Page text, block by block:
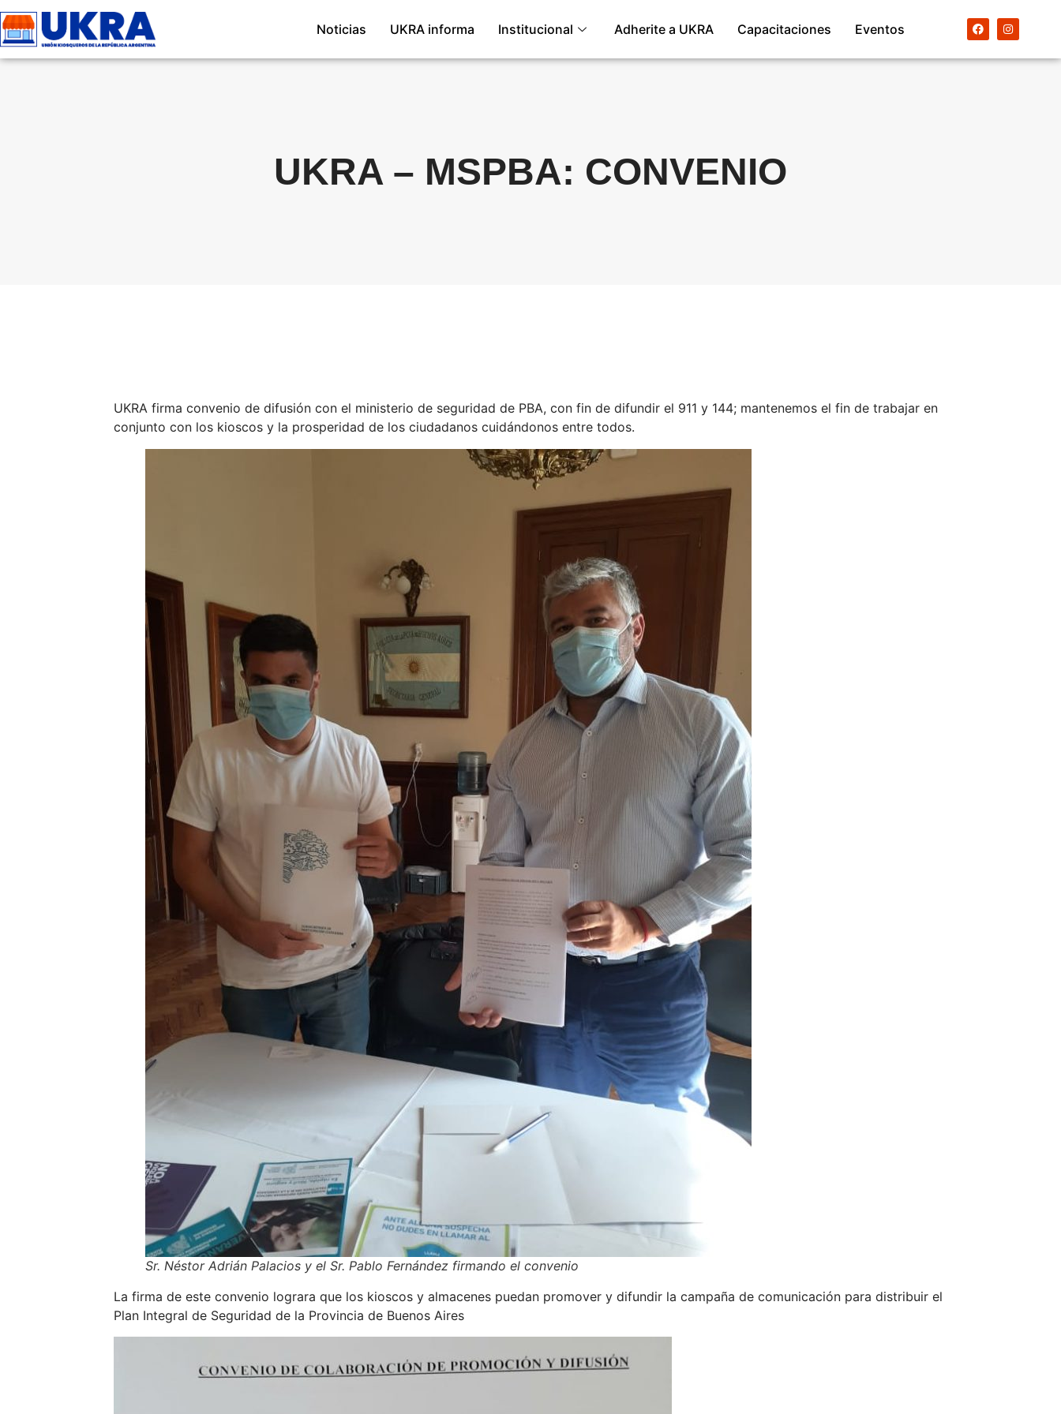
Noticias UKRA informa Institucional Adherite a UKRA Capacitaciones Eventos
UKRA – MSPBA: CONVENIO
UKRA firma convenio de difusión con el ministerio de seguridad de PBA, con fin de difundir el 911 y 144; mantenemos el fin de trabajar en
conjunto con los kioscos y la prosperidad de los ciudadanos cuidándonos entre todos.
Sr. Néstor Adrián Palacios y el Sr. Pablo Fernández firmando el convenio
La firma de este convenio lograra que los kioscos y almacenes puedan promover y difundir la campaña de comunicación para distribuir el
Plan Integral de Seguridad de la Provincia de Buenos Aires